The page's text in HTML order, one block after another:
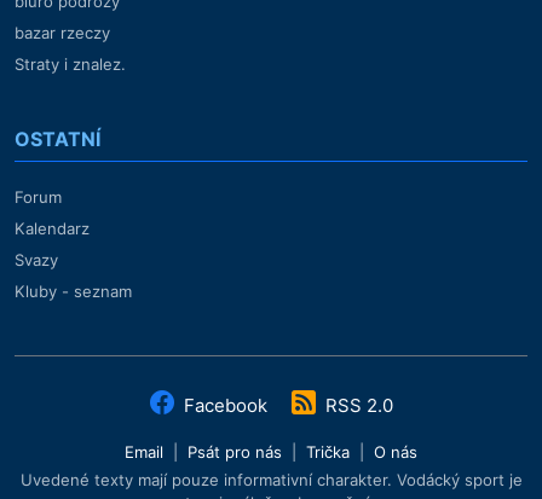
bazar rzeczy
Straty i znalez.
OSTATNÍ
Forum
Kalendarz
Svazy
Kluby - seznam
Facebook RSS 2.0
Email Psát pro nás Trička
O nás
Uvedené texty mají pouze informativní charakter. Vodácký sport je